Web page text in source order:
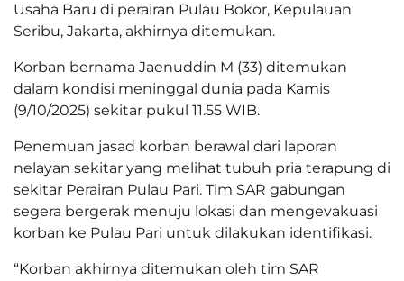
Usaha Baru di perairan Pulau Bokor, Kepulauan
Seribu, Jakarta, akhirnya ditemukan.
Korban bernama Jaenuddin M (33) ditemukan
dalam kondisi meninggal dunia pada Kamis
(9/10/2025) sekitar pukul 11.55 WIB.
Penemuan jasad korban berawal dari laporan
nelayan sekitar yang melihat tubuh pria terapung di
sekitar Perairan Pulau Pari. Tim SAR gabungan
segera bergerak menuju lokasi dan mengevakuasi
korban ke Pulau Pari untuk dilakukan identifikasi.
“Korban akhirnya ditemukan oleh tim SAR